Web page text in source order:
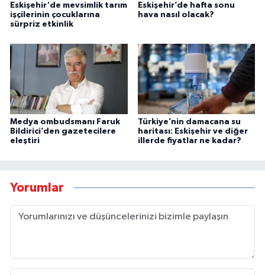
Eskişehir'de mevsimlik tarım
işçilerinin çocuklarına
sürpriz etkinlik
Eskişehir’de hafta sonu
hava nasıl olacak?
Medya ombudsmanı Faruk
Bildirici’den gazetecilere
eleştiri
Türkiye’nin damacana su
haritası: Eskişehir ve diğer
illerde fiyatlar ne kadar?
Yorumlar